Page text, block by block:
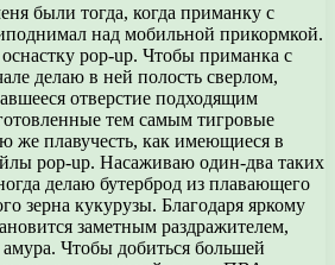
были тогда, когда приманку с
над мобильной прикормкой.
pop-up. Чтобы приманка с
делаю в ней полость сверлом,
отверстие подходящим
тем самым тигровые
же плавучесть, как имеющиеся в
pop-up. Насаживаю один-два таких
делаю бутерброд из плавающего
зерна кукурузы. Благодаря яркому
заметным раздражителем,
Чтобы добиться большей